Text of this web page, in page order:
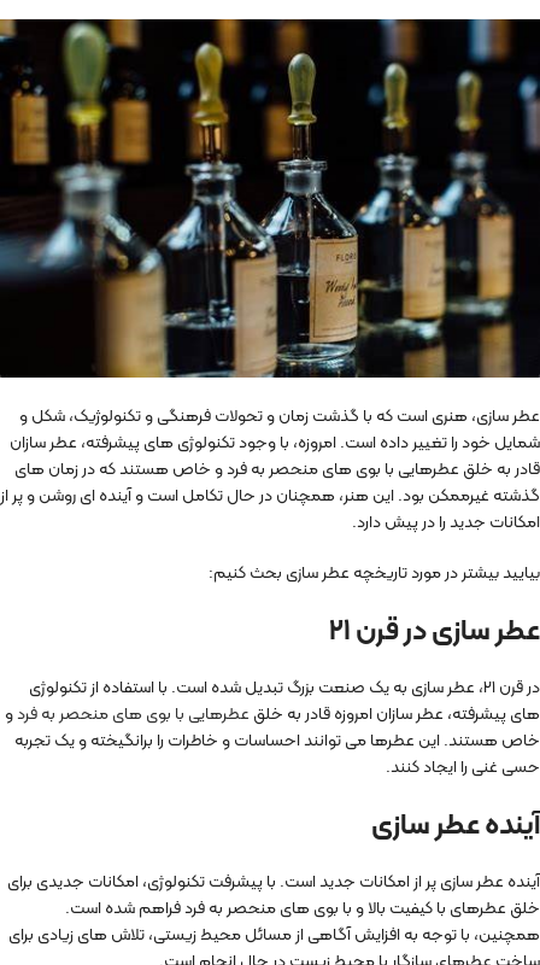
عطر سازی، هنری است که با گذشت زمان و تحولات فرهنگی و تکنولوژیک، شکل و
شمایل خود را تغییر داده است. امروزه، با وجود تکنولوژی های پیشرفته، عطر سازان
قادر به خلق عطرهایی با بوی های منحصر به فرد و خاص هستند که در زمان های
گذشته غیرممکن بود. این هنر، همچنان در حال تکامل است و آینده ای روشن و پر از
امکانات جدید را در پیش دارد.
بیایید بیشتر در مورد تاریخچه عطر سازی بحث کنیم:
عطر سازی در قرن ۲۱
در قرن ۲۱، عطر سازی به یک صنعت بزرگ تبدیل شده است. با استفاده از تکنولوژی
های پیشرفته، عطر سازان امروزه قادر به خلق عطرهایی با بوی های منحصر به فردو
خاص هستند. این عطرها می توانند احساسات و خاطرات را برانگیخته و یک تجربه
حسی غنی را ایجاد کنند.
آینده عطر سازی
آینده عطر سازی پر از امکانات جدید است. با پیشرفت تکنولوژی، امکانات جدیدی برای
خلق عطرهای با کیفیت بالا و با بوی های منحصر به فرد فراهم شده است.
همچنین، با توجه به افزایش آگاهی از مسائل محیط زیستی، تلاش های زیادی برای